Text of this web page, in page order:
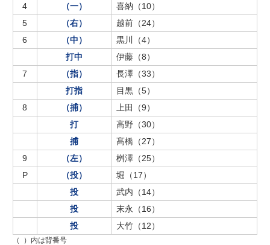
4
（一）
喜納（10）
5
（右）
越前（24）
6
（中）
黒川（4）
打中
伊藤（8）
7
（指）
長澤（33）
打指
目黒（5）
8
（捕）
上田（9）
打
高野（30）
捕
髙橋（27）
9
（左）
桝澤（25）
P
（投）
堀（17）
投
武内（14）
投
末永（16）
投
大竹（12）
（ ）内は背番号